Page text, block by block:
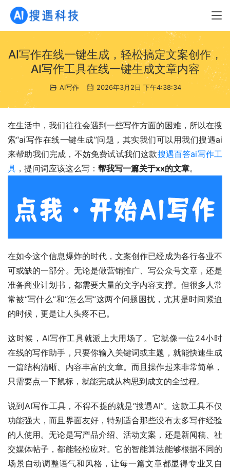
AI写作在线一键生成，轻松搞定文案创作，
AI写作工具在线一键生成文章内容
AI写作 2026年3月2日 下午4:38:34
在生活中，我们往往会遇到一些写作方面的困难，所以在搜
索“ai写作在线一键生成”问题，其实我们可以用我们搜遇ai
来帮助我们完成，不妨免费试试我们这款搜遇百答ai写作工
具 ，提问词应该这么写： 帮我写一篇关于xx的文章。
在如今这个信息爆炸的时代，文案创作已经成为各行各业不
可或缺的一部分。无论是做营销推广、写公众号文章，还是
准备商业计划书，都需要大量的文字内容支撑。但很多人常
常被“写什么”和“怎么写”这两个问题困扰，尤其是时间紧迫
的时候，更是让人头疼不已。
这时候，AI写作工具就派上大用场了。它就像一位24小时
在线的写作助手，只要你输入关键词或主题，就能快速生成
一篇结构清晰、内容丰富的文章。而且操作起来非常简单，
只需要点一下鼠标，就能完成从构思到成文的全过程。
说到AI写作工具，不得不提的就是“搜遇AI”。这款工具不仅
功能强大，而且界面友好，特别适合那些没有太多写作经验
的人使用。无论是写产品介绍、活动文案，还是新闻稿、社
交媒体帖子，都能轻松应对。它的智能算法能够根据不同的
场景自动调整语气和风格，让每一篇文章都显得专业又自